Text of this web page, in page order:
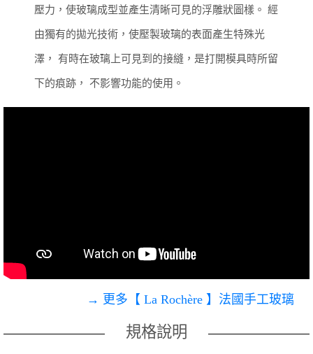
壓力，使玻璃成型並產生清晰可見的浮雕狀圖樣。 經
由獨有的拋光技術，使壓製玻璃的表面產生特殊光
澤， 有時在玻璃上可見到的接縫，是打開模具時所留
下的痕跡， 不影響功能的使用。
→ 更多【 La Rochère 】法國手工玻璃
規格說明